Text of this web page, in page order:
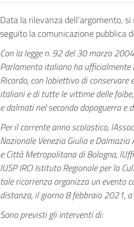
Data la rilevanza dell’argomento,
seguito la comunicazione pubblica
Con la legge n. 92 del 30 marzo
Parlamento italiano ha ufficialmente
Ricordo, con lobiettivo di
italiani e di tutte le vittime delle
e dalmati nel secondo dopoguerra e
Per il corrente anno scolastico,
Nazionale Venezia Giulia e
e Città Metropolitana di Bologna,
lUSP IRCI Istituto Regionale per la
tale ricorrenza organizza un evento
distanza, il giorno 8 febbraio 2021,
Sono previsti gli interventi di: